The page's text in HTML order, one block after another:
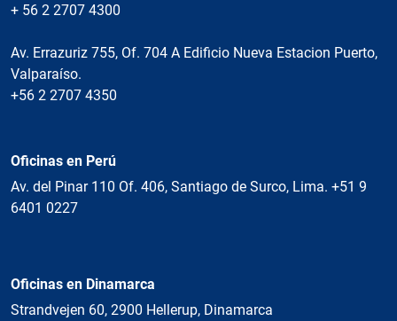
+ 56 2 2707 4300
Av. Errazuriz 755, Of. 704 A Edificio Nueva Estacion Puerto,
Valparaíso.
+56 2 2707 4350
Oficinas en Perú
Av. del Pinar 110 Of. 406, Santiago de Surco, Lima. +51 9
6401 0227
Oficinas en Dinamarca
Strandvejen 60, 2900 Hellerup, Dinamarca